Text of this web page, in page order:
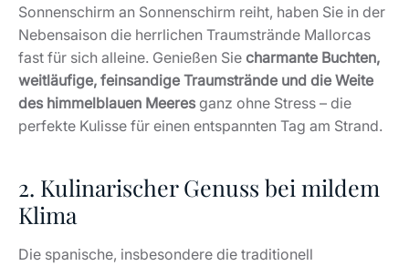
Sonnenschirm an Sonnenschirm reiht, haben Sie in der
Nebensaison die herrlichen Traumstrände Mallorcas
fast für sich alleine. Genießen Sie charmante Buchten,
weitläufige, feinsandige Traumstrände und die Weite
des himmelblauen Meeresganz ohne Stress – die
perfekte Kulisse für einen entspannten Tag am Strand.
2. Kulinarischer Genuss bei mildem
Klima
Die spanische, insbesondere die traditionell